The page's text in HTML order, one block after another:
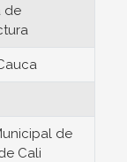
de
de
Cali